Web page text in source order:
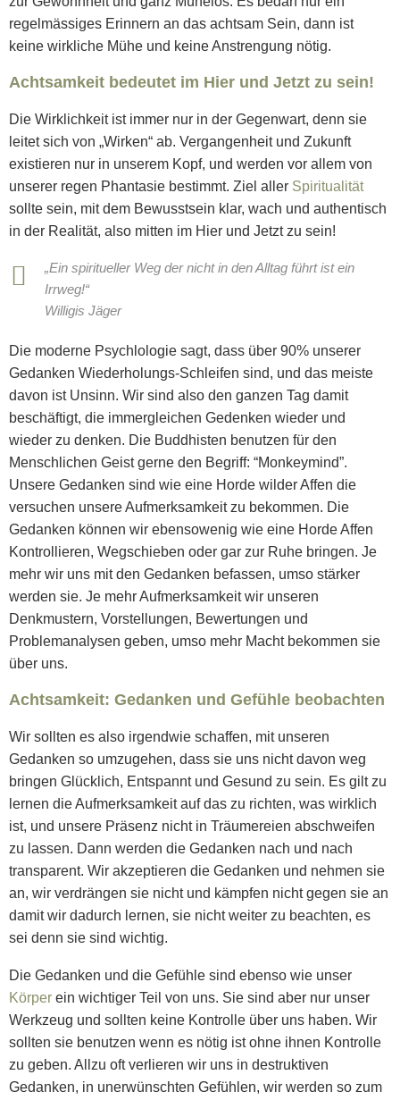
regelmässiges Erinnern an das achtsam Sein, dann ist
keine wirkliche Mühe und keine Anstrengung nötig.
Achtsamkeit bedeutet im Hier und Jetzt zu sein!
Die Wirklichkeit ist immer nur in der Gegenwart, denn sie
leitet sich von „Wirken“ ab. Vergangenheit und Zukunft
existieren nur in unserem Kopf, und werden vor allem von
unserer regen Phantasie bestimmt. Ziel aller Spiritualität
sollte sein, mit dem Bewusstsein klar, wach und authentisch
in der Realität, also mitten im Hier und Jetzt zu sein!
„Ein spiritueller Weg der nicht in den Alltag führt ist ein
Irrweg!“
Willigis Jäger
Die moderne Psychlologie sagt, dass über 90% unserer
Gedanken Wiederholungs-Schleifen sind, und das meiste
davon ist Unsinn. Wir sind also den ganzen Tag damit
beschäftigt, die immergleichen Gedenken wieder und
wieder zu denken. Die Buddhisten benutzen für den
Menschlichen Geist gerne den Begriff: “Monkeymind”.
Unsere Gedanken sind wie eine Horde wilder Affen die
versuchen unsere Aufmerksamkeit zu bekommen. Die
Gedanken können wir ebensowenig wie eine Horde Affen
Kontrollieren, Wegschieben oder gar zur Ruhe bringen. Je
mehr wir uns mit den Gedanken befassen, umso stärker
werden sie. Je mehr Aufmerksamkeit wir unseren
Denkmustern, Vorstellungen, Bewertungen und
Problemanalysen geben, umso mehr Macht bekommen sie
über uns.
Achtsamkeit: Gedanken und Gefühle beobachten
Wir sollten es also irgendwie schaffen, mit unseren
Gedanken so umzugehen, dass sie uns nicht davon weg
bringen Glücklich, Entspannt und Gesund zu sein. Es gilt zu
lernen die Aufmerksamkeit auf das zu richten, was wirklich
ist, und unsere Präsenz nicht in Träumereien abschweifen
zu lassen. Dann werden die Gedanken nach und nach
transparent. Wir akzeptieren die Gedanken und nehmen sie
an, wir verdrängen sie nicht und kämpfen nicht gegen sie an
damit wir dadurch lernen, sie nicht weiter zu beachten, es
sei denn sie sind wichtig.
Die Gedanken und die Gefühle sind ebenso wie unser
Körper ein wichtiger Teil von uns. Sie sind aber nur unser
Werkzeug und sollten keine Kontrolle über uns haben. Wir
sollten sie benutzen wenn es nötig ist ohne ihnen Kontrolle
zu geben. Allzu oft verlieren wir uns in destruktiven
Gedanken, in unerwünschten Gefühlen, wir werden so zum